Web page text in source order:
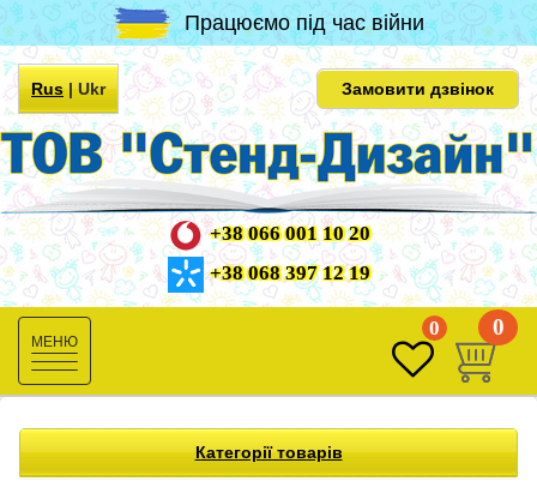
Працюємо під час війни
Rus|Ukr Замовити дзвінок
+38 066 001 10 20
+38 068 397 12 19
Toggle
navigation
0 0
Категорії товарів